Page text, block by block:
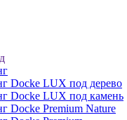
Docke LUX под дерево
Docke LUX под камень
Docke Premium Nature